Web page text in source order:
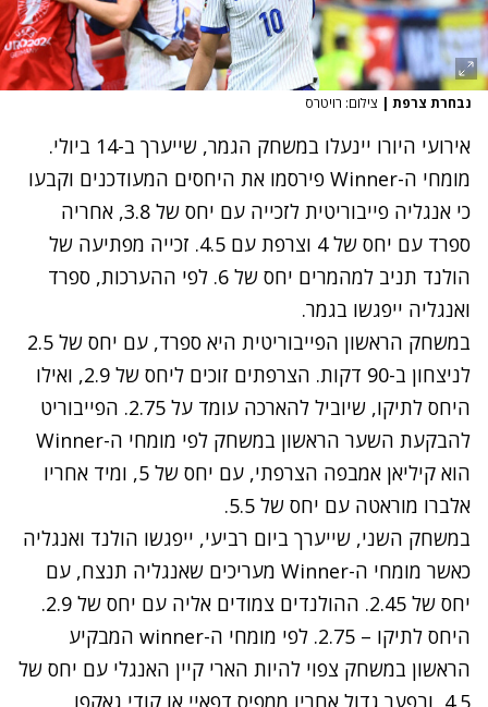
נבחרת צרפת | צילום: רויטרס
אירועי היורו יינעלו במשחק הגמר, שייערך ב-14 ביולי.
מומחי ה-Winner פירסמו את היחסים המעודכנים וקבעו
כי אנגליה פייבוריטית לזכייה עם יחס של 3.8, אחריה
ספרד עם יחס של 4 וצרפת עם 4.5. זכייה מפתיעה של
הולנד תניב למהמרים יחס של 6. לפי ההערכות, ספרד
ואנגליה ייפגשו בגמר.
במשחק הראשון הפייבוריטית היא ספרד, עם יחס של 2.5
לניצחון ב-90 דקות. הצרפתים זוכים ליחס של 2.9, ואילו
היחס לתיקו, שיוביל להארכה עומד על 2.75. הפייבוריט
להבקעת השער הראשון במשחק לפי מומחי ה-Winner
הוא קיליאן אמבפה הצרפתי, עם יחס של 5, ומיד אחריו
אלברו מוראטה עם יחס של 5.5.
במשחק השני, שייערך ביום רביעי, ייפגשו הולנד ואנגליה
כאשר מומחי ה-Winner מעריכים שאנגליה תנצח, עם
יחס של 2.45. ההולנדים צמודים אליה עם יחס של 2.9.
היחס לתיקו – 2.75. לפי מומחי ה-winner המבקיע
הראשון במשחק צפוי להיות הארי קיין האנגלי עם יחס של
4.5, ובפער גדול אחריו ממפיס דפאיי או קודי גאקפו